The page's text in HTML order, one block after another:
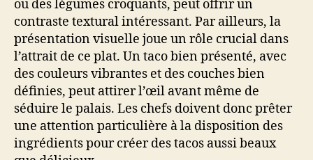
ou des légumes croquants, peut offrir un
contraste textural intéressant. Par ailleurs, la
présentation visuelle joue un rôle crucial dans
l’attrait de ce plat. Un taco bien présenté, avec
des couleurs vibrantes et des couches bien
définies, peut attirer l’œil avant même de
séduire le palais. Les chefs doivent donc prêter
une attention particulière à la disposition des
ingrédients pour créer des tacos aussi beaux